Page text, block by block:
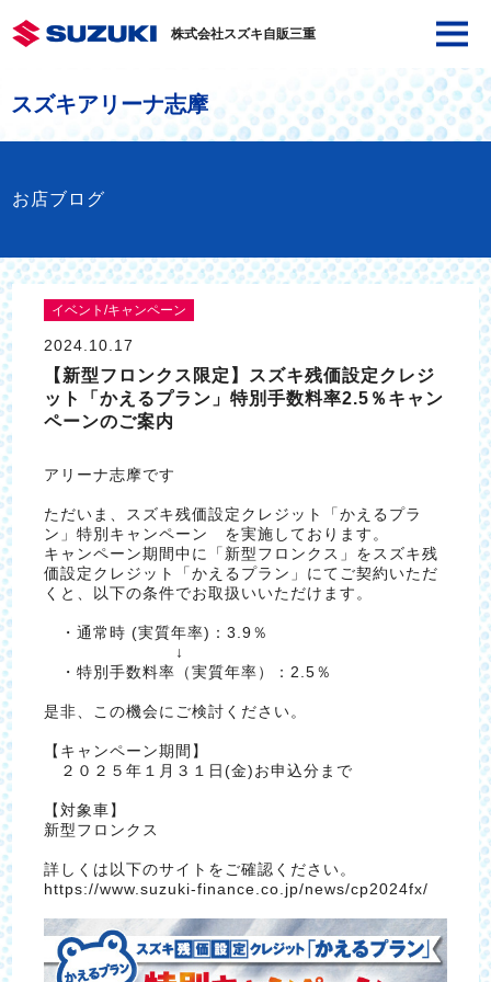
株式会社スズキ自販三重
スズキアリーナ志摩
お店ブログ
イベント/キャンペーン
2024.10.17
【新型フロンクス限定】スズキ残価設定クレジ
ット「かえるプラン」特別手数料率2.5％キャン
ペーンのご案内
アリーナ志摩です
ただいま、スズキ残価設定クレジット「かえるプラ
ン」特別キャンペーン を実施しております。
キャンペーン期間中に「新型フロンクス」をスズキ残
価設定クレジット「かえるプラン」にてご契約いただ
くと、以下の条件でお取扱いいただけます。
・通常時 (実質年率)：3.9％
↓
・特別手数料率（実質年率）：2.5％
是非、この機会にご検討ください。
【キャンペーン期間】
２０２５年１月３１日(金)お申込分まで
【対象車】
新型フロンクス
詳しくは以下のサイトをご確認ください。
https://www.suzuki-finance.co.jp/news/cp2024fx/